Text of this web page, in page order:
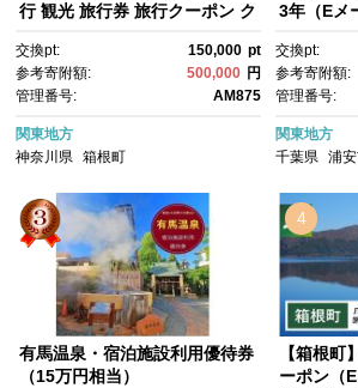
行 観光 旅行券 旅行クーポン ク
奈川県ふるさと納税 神奈川
県 箱根町
交換pt: 150,000 pt
参考寄附額:
500,000 円
管理番号:
AM875
関東地方
神奈川県
箱根町
3年（Eメ
泊 観光
行予約 ホ
ト 子供
族 人気 お
ン 店頭 オ
約 電話 有
交換pt:
参考寄附額:
管理番号:
関東地方
千葉県 浦
有馬温泉・宿泊施設利用優待券
（15万円相当）
4
【箱根町
ーポン（